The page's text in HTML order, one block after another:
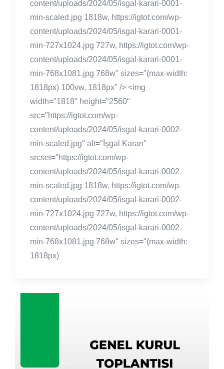
content/uploads/2024/05/isgal-karari-0001-
min-scaled.jpg 1818w, https://igtot.com/wp-
content/uploads/2024/05/isgal-karari-0001-
min-727x1024.jpg 727w, https://igtot.com/wp-
content/uploads/2024/05/isgal-karari-0001-
min-768x1081.jpg 768w" sizes="(max-width:
1818px) 100vw, 1818px" /> <img
width="1818" height="2560"
src="https://igtot.com/wp-
content/uploads/2024/05/isgal-karari-0002-
min-scaled.jpg" alt="İşgal Kararı"
srcset="https://igtot.com/wp-
content/uploads/2024/05/isgal-karari-0002-
min-scaled.jpg 1818w, https://igtot.com/wp-
content/uploads/2024/05/isgal-karari-0002-
min-727x1024.jpg 727w, https://igtot.com/wp-
content/uploads/2024/05/isgal-karari-0002-
min-768x1081.jpg 768w" sizes="(max-width:
1818px)